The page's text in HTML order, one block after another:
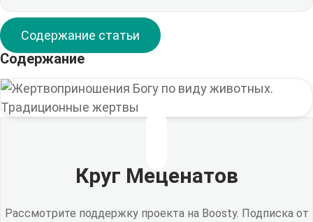
Содержание статьи
Содержание
Круг Меценатов
Рассмотрите поддержку проекта на Boosty. Подписка от